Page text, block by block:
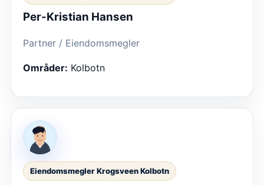
Per-Kristian Hansen
Partner / Eiendomsmegler
Områder: Kolbotn
Eiendomsmegler Krogsveen Kolbotn